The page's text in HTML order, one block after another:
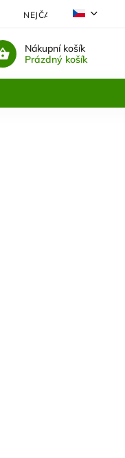
NEJČASTĚJI KLADENÉ
Nákupní košík
Prázdný košík